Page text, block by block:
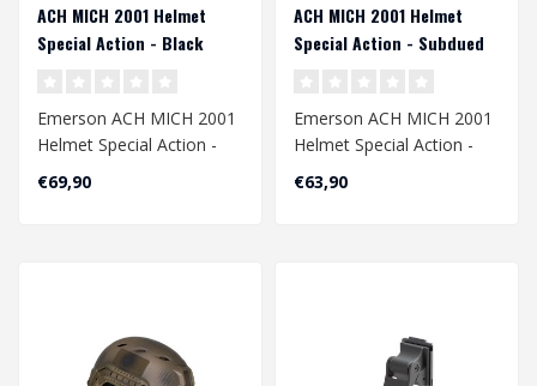
ACH MICH 2001 Helmet
Special Action - Black
Emerson ACH MICH 2001
Helmet Special Action -
Black
€69,90
ACH MICH 2001 Helmet
Special Action - Subdued
Emerson ACH MICH 2001
Helmet Special Action -
Subdued
€63,90